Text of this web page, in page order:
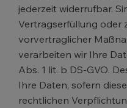
jederzeit widerrufbar.
Vertragserfüllung oder
vorvertraglicher
verarbeiten wir Ihre
Abs. 1 lit. b DS-GVO.
Ihre Daten, sofern
rechtlichen